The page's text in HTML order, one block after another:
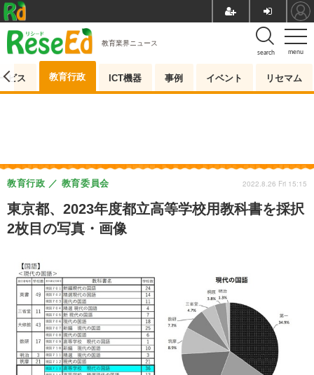
menu
search
教育業界ニュース
ビス 教育行政 ICT機器 事例 イベント リセマム
東京都、2023年度都立高等学校用教科書を採択
2枚目の写真・画像
教育行政 教育委員会 2022.8.26 Fri 15:15